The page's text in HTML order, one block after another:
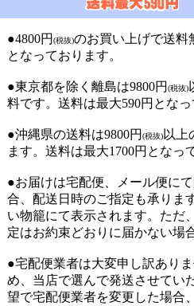
●4800円 (税抜)のお買い上げで送料
となっております。
●東京都を除く離島は9800円 (税抜)
料です。送料は最大590円となっ
●沖縄県の送料は9800円 (税抜)以上
ます。送料は最大1700円となっ
●お届けは宅配便、メール便に
合、配送日時のご指定も承りま
い物籠にて表示されます。ただ
定はお約束どおりに届かない場
●宅配便業者は大変申し訳あり
め、当店で選んで発送させてい
望で宅配便業者を変更した場合